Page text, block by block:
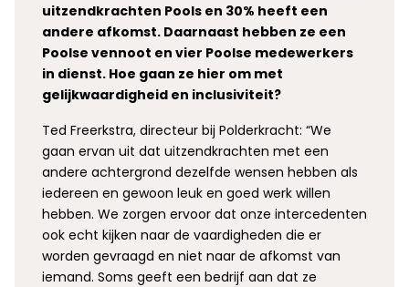
uitzendkrachten Pools en 30% heeft een
andere afkomst. Daarnaast hebben ze een
Poolse vennoot en vier Poolse medewerkers
in dienst. Hoe gaan ze hier om met
gelijkwaardigheid en inclusiviteit?
Ted Freerkstra, directeur bij Polderkracht: “We
gaan ervan uit dat uitzendkrachten met een
andere achtergrond dezelfde wensen hebben als
iedereen en gewoon leuk en goed werk willen
hebben. We zorgen ervoor dat onze intercedenten
ook echt kijken naar de vaardigheden die er
worden gevraagd en niet naar de afkomst van
iemand. Soms geeft een bedrijf aan dat ze